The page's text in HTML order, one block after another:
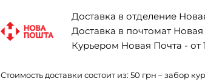
Доставка в отделение
Доставка в почтомат Новая
Курьером Новая Почта - от
Стоимость доставки состоит из: 50 грн – забор